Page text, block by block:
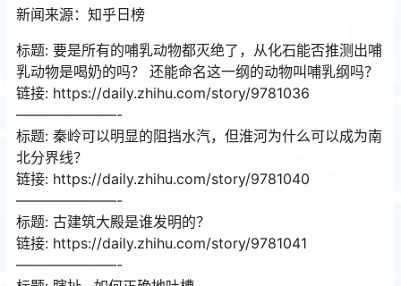
新闻来源：知乎日榜
标题: 要是所有的哺乳动物都灭绝了，从化石能否推测出哺
乳动物是喝奶的吗？ 还能命名这一纲的动物叫哺乳纲吗？
链接: https://daily.zhihu.com/story/9781036
———————-
标题: 秦岭可以明显的阻挡水汽，但淮河为什么可以成为南
北分界线？
链接: https://daily.zhihu.com/story/9781040
———————-
标题: 古建筑大殿是谁发明的？
链接: https://daily.zhihu.com/story/9781041
———————-